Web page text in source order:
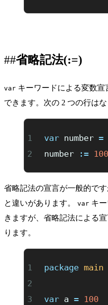
省略記法(:=)
var キーワードによる変数宣
できます。次の 2 つの行はな
var number =
number
:= 100
省略記法の宣言が一般的です
と違いがあります。 var キ
きますが、省略記法による
ります。
package main
var a = 100